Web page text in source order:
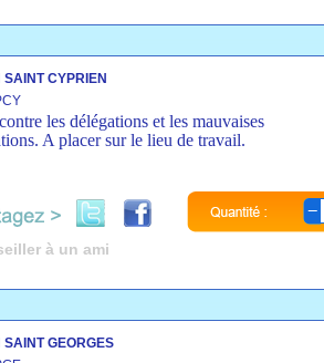
SAINT CYPRIEN
les délégations et les mauvaises
A placer sur le lieu de travail.
à un ami
SAINT GEORGES